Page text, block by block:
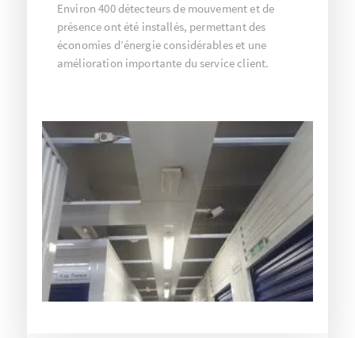
Environ 400 détecteurs de mouvement et de
présence ont été installés, permettant des
économies d’énergie considérables et une
amélioration importante du service client.